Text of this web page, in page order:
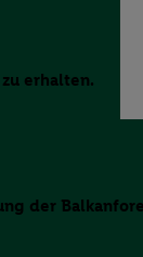
erhalten.
der